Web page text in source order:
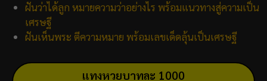
ฝันว่าได้ลูก หมายความว่าอย่างไร พร้อมแนวทางสู่ความเป็น
เศรษฐี
ฝันเห็นพระ ตีความหมาย พร้อมเลขเด็ดลุ้นเป็นเศรษฐี
แทงหวยบาทละ 1000